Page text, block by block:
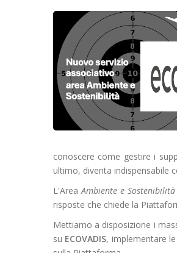
conoscere come gestire i
ultimo, diventa indispensabile
L'AreaAmbiente e Sostenibilità
risposte che chiede la
Mettiamo a disposizione i
su ECOVADIS, implementare